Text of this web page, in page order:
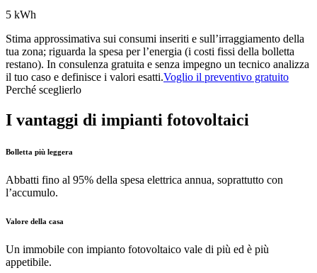
5 kWh
Stima approssimativa sui consumi inseriti e sull’irraggiamento della
tua zona; riguarda la spesa per l’energia (i costi fissi della bolletta
restano). In consulenza gratuita e senza impegno un tecnico analizza
il tuo caso e definisce i valori esatti.Voglio il preventivo gratuito
Perché sceglierlo
I vantaggi di impianti fotovoltaici
Bolletta più leggera
Abbatti fino al 95% della spesa elettrica annua, soprattutto con
l’accumulo.
Valore della casa
Un immobile con impianto fotovoltaico vale di più ed è più
appetibile.